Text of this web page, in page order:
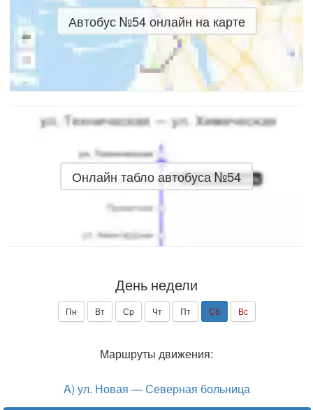
Автобус №54 онлайн на карте
Онлайн табло автобуса №54
День недели
Пн Вт Ср Чт Пт Сб Вс
Маршруты движения:
A) ул. Новая — Северная больница